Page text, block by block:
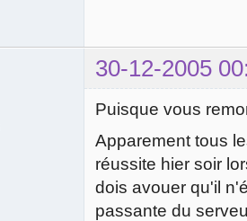
30-12-2005
Puisque vous
Apparement tous
réussite hier soir
dois avouer qu'il
passante du